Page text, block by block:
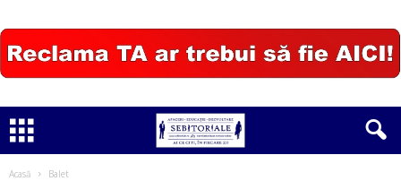
Acasă Balet